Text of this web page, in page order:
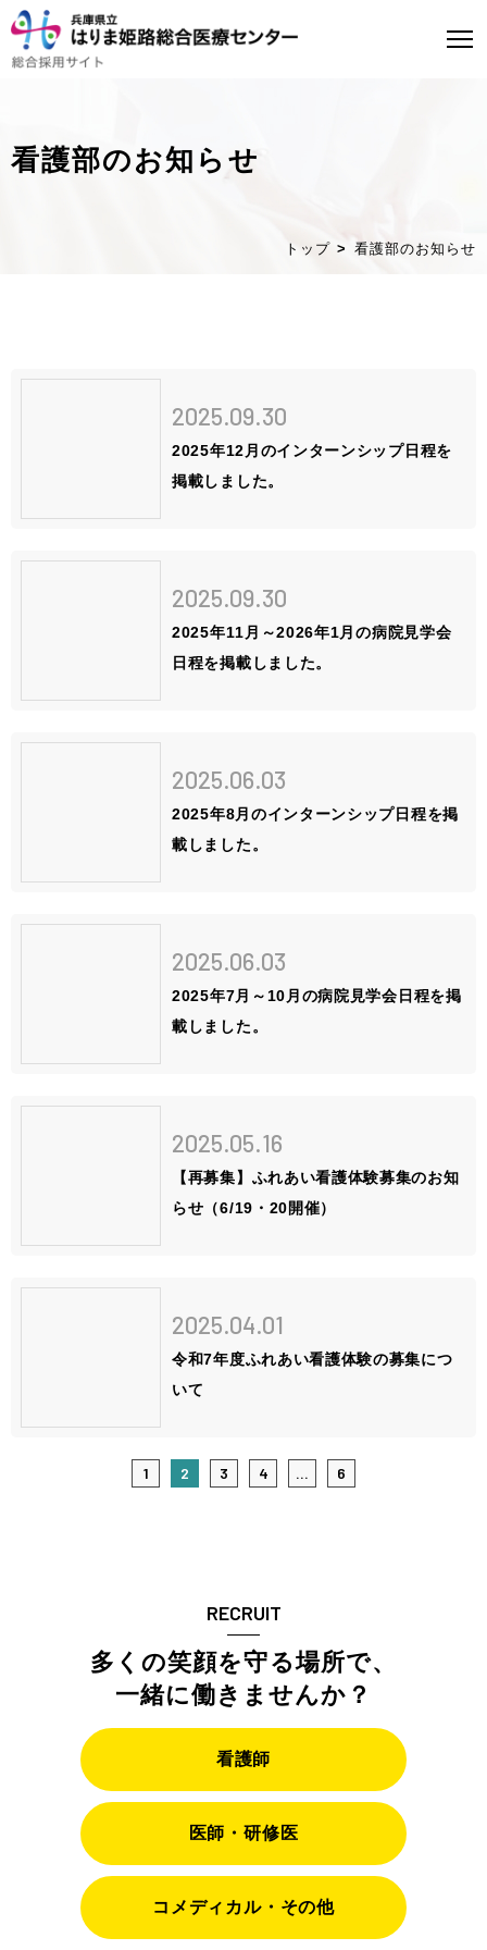
スタッフ専用ページ
看護部のお知らせ
トップ 看護部のお知らせ
2025.09.30
2025年12月のインターンシップ日程を
掲載しました。
2025.09.30
2025年11月～2026年1月の病院見学会
日程を掲載しました。
2025.06.03
2025年8月のインターンシップ日程を掲
載しました。
2025.06.03
2025年7月～10月の病院見学会日程を掲
載しました。
2025.05.16
【再募集】ふれあい看護体験募集のお知
らせ（6/19・20開催）
2025.04.01
令和7年度ふれあい看護体験の募集につ
いて
1 2 3 4 ... 6
RECRUIT
多くの笑顔を守る場所で、
一緒に働きませんか？
看護師
医師・研修医
コメディカル・その他